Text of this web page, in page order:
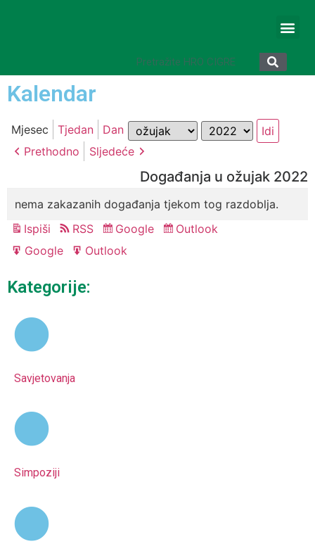
Kalendar
Mjesec Tjedan Dan Mjesec
Godina
Prethodno
Sljedeće
Događanja u ožujak 2022
nema zakazanih događanja tjekom tog razdoblja.
Ispiši
Pregled
RSS
Subscribe
in
Google
Subscribe
Outlook
Export
Google
Export
Outlook
Kategorije:
Savjetovanja
Simpoziji